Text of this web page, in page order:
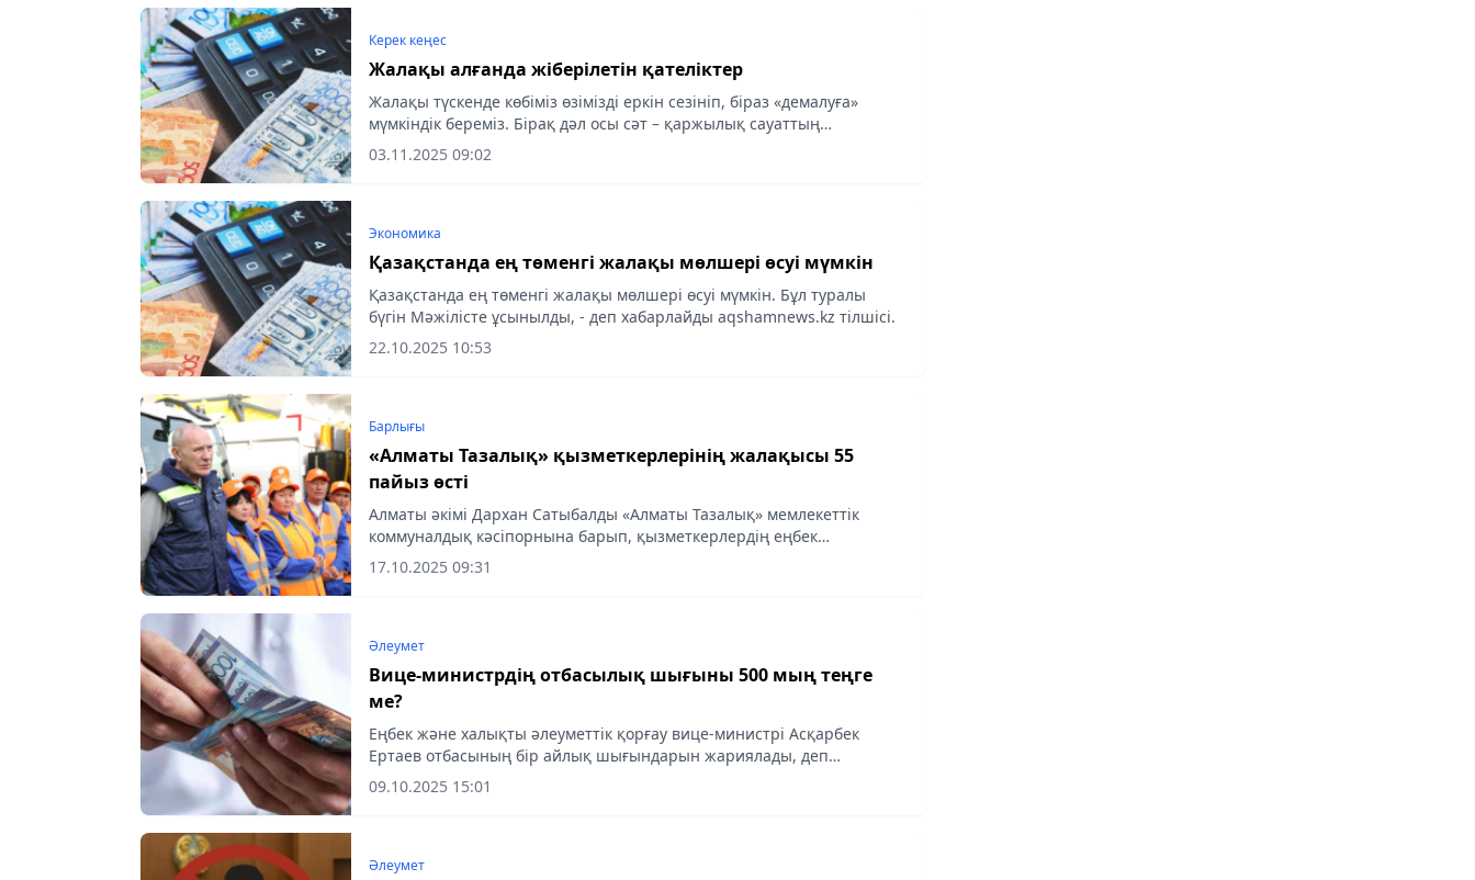
Керек кеңес
Жалақы алғанда жіберілетін қателіктер
Жалақы түскенде көбіміз өзімізді еркін сезініп, біраз «демалуға»
мүмкіндік береміз. Бірақ дәл осы сәт – қаржылық сауаттың
сыналатын уақыты.
03.11.2025 09:02
Экономика
Қазақстанда ең төменгі жалақы мөлшері өсуі мүмкін
Қазақстанда ең төменгі жалақы мөлшері өсуі мүмкін. Бұл туралы
бүгін Мәжілісте ұсынылды, - деп хабарлайды aqshamnews.kz тілшісі.
22.10.2025 10:53
Барлығы
«Алматы Тазалық» қызметкерлерінің жалақысы 55
пайыз өсті
Алматы әкімі Дархан Сатыбалды «Алматы Тазалық» мемлекеттік
коммуналдық кәсіпорнына барып, қызметкерлердің еңбек
жағдайымен, коммуналдық техника паркінің жаңғыртылу барысымен
және қысқы маусым...
17.10.2025 09:31
Әлеумет
Вице-министрдің отбасылық шығыны 500 мың теңге
ме?
Еңбек және халықты әлеуметтік қорғау вице-министрі Асқарбек
Ертаев отбасының бір айлық шығындарын жариялады, деп
хабарлайды aqshamnews.kz
09.10.2025 15:01
Әлеумет